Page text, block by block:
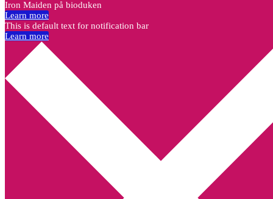
Iron Maiden på bioduken
Learn more
This is default text for notification bar
Learn more